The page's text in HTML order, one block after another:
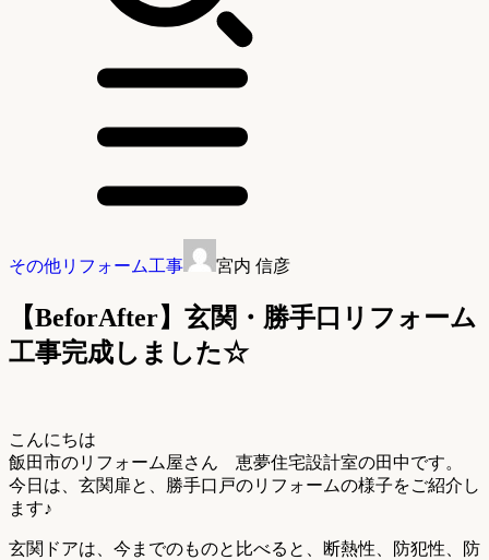
その他リフォーム工事 宮内 信彦
【BeforAfter】玄関・勝手口リフォーム
工事完成しました☆
こんにちは
飯田市のリフォーム屋さん 恵夢住宅設計室の田中です。
今日は、玄関扉と、勝手口戸のリフォームの様子をご紹介し
ます♪
玄関ドアは、今までのものと比べると、断熱性、防犯性、防